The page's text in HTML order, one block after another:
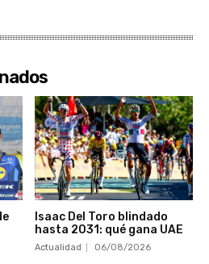
Isaac Del Toro blindado
hasta 2031: qué gana UAE
Actualidad 06/08/2026